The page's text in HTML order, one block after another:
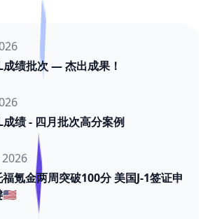
成绩批次 — 杰出成果！
成绩 - 四月批次高分案例
氪金两周突破100分 美国J-1签证申
🇺🇸